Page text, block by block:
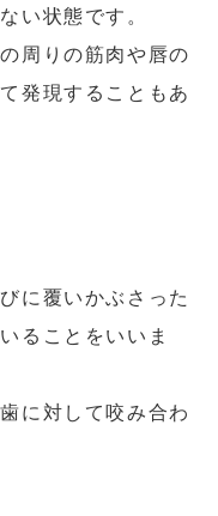
い状態です。
周りの筋肉や唇の
発現することもあ
に覆いかぶさった
ることをいいま
に対して咬み合わ